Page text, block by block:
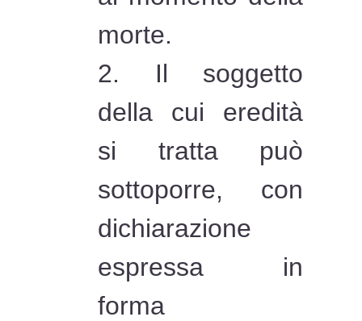
morte.
2. Il soggetto
della cui eredità
si tratta può
sottoporre, con
dichiarazione
espressa in
forma